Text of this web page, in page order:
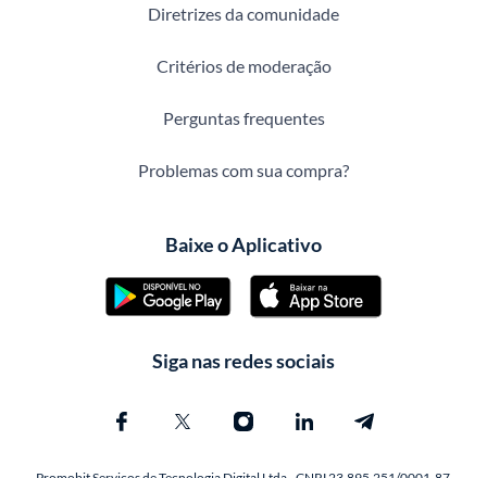
Diretrizes da comunidade
Critérios de moderação
Perguntas frequentes
Problemas com sua compra?
Baixe o Aplicativo
Siga nas redes sociais